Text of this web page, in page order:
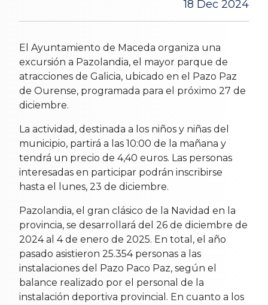
18 Dec 2024
El Ayuntamiento de Maceda organiza una
excursión a Pazolandia, el mayor parque de
atracciones de Galicia, ubicado en el Pazo Paz
de Ourense, programada para el próximo 27 de
diciembre.
La actividad, destinada a los niños y niñas del
municipio, partirá a las 10:00 de la mañana y
tendrá un precio de 4,40 euros. Las personas
interesadas en participar podrán inscribirse
hasta el lunes, 23 de diciembre.
Pazolandia, el gran clásico de la Navidad en la
provincia, se desarrollará del 26 de diciembre de
2024 al 4 de enero de 2025. En total, el año
pasado asistieron 25.354 personas a las
instalaciones del Pazo Paco Paz, según el
balance realizado por el personal de la
instalación deportiva provincial. En cuanto a los